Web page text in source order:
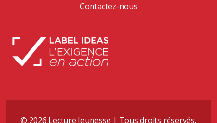
Contactez-nous
© 2026 Lecture Jeunesse | Tous droits réservés.